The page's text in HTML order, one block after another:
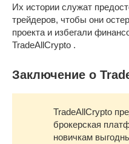
Их истории служат
трейдеров, чтобы они
проекта и избегали
TradeAllCrypto .
Заключение о
TradeAllCrypto
брокерская
новичкам